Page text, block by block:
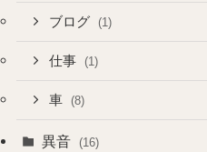
ブログ (1)
仕事 (1)
車 (8)
異音 (16)